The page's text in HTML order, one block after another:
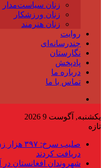
زنان سیاست‌مدار
زنان ورزشکار
زنان هنرمند
روایت
چندرسانه‌ای
نگارستان
پادپخش
درباره ما
تماس با ما
یکشنبه, آگوست 9 2026
تازه
صلیب
دریافت کردند
شهروندان افغانستان